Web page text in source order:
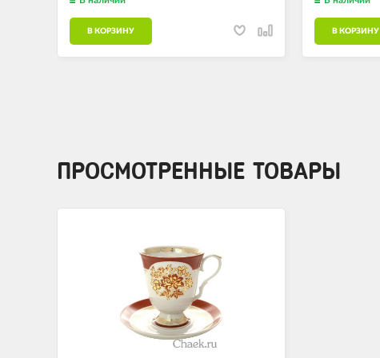
В КОРЗИНУ В КОРЗИНУ
ПРОСМОТРЕННЫЕ ТОВАРЫ